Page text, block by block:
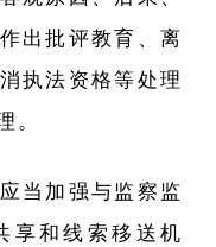
出批评教育、离
执法资格等处理
。
当加强与监察监
享和线索移送机